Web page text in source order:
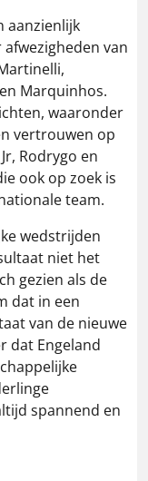
aanzienlijk
van
Marquinhos.
waaronder
vertrouwen op
Rodrygo en
ook op zoek is
team.
wedstrijden
niet het
gezien als de
dat in een
van de nieuwe
dat Engeland
spannend en